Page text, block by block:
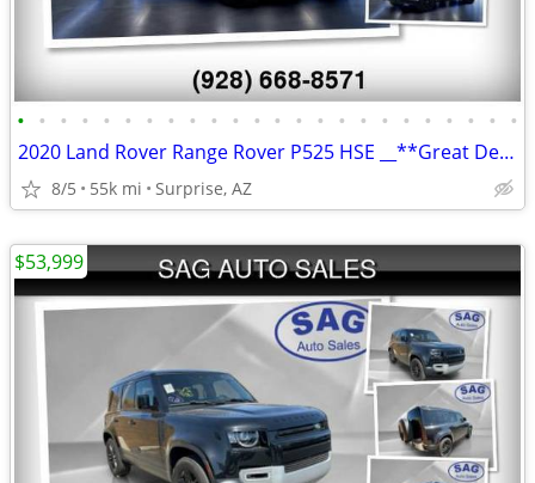
• • • • • • • • • • • • • • • • • • • • • • • •
2020 Land Rover Range Rover P525 HSE __**Great Deal**__
8/5 55k mi Surprise, AZ
$53,999